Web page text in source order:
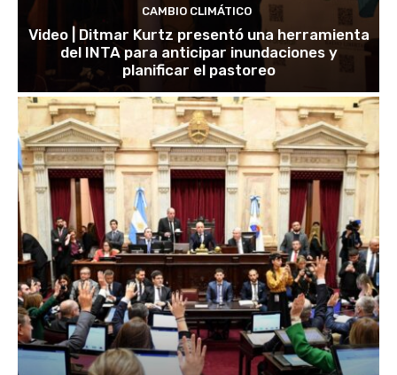
CAMBIO CLIMÁTICO
Video | Ditmar Kurtz presentó una herramienta
del INTA para anticipar inundaciones y
planificar el pastoreo